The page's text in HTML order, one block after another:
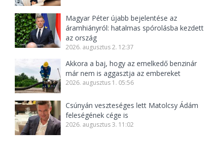
Magyar Péter újabb bejelentése az
áramhiányról: hatalmas spórolásba kezdett
az ország
2026. augusztus 2. 12:37
Akkora a baj, hogy az emelkedő benzinár
már nem is aggasztja az embereket
2026. augusztus 1. 05:56
Csúnyán veszteséges lett Matolcsy Ádám
feleségének cége is
2026. augusztus 3. 11:02